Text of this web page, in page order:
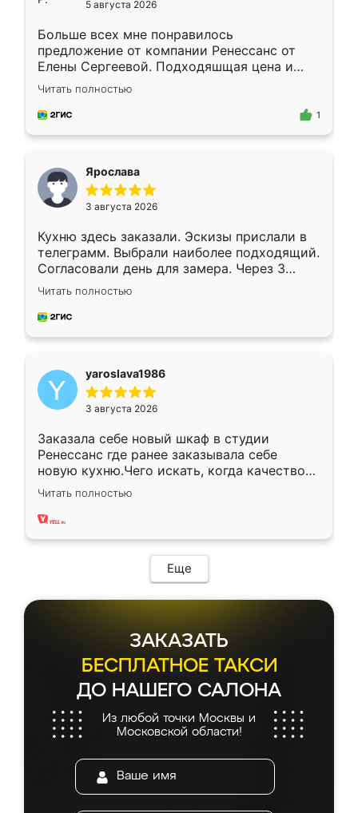
5 августа 2026
Больше всех мне понравилось
предложение от компании Ренессанс от
Елены Сергеевой. Подходяшщая цена и
короткие сроки изготовления. Приехавший
для замера сотрудник Владислав
предложил по моему эскизу самый
Читать полностью
1
Ярослава
3 августа 2026
Кухню здесь заказали. Эскизы прислали в
телеграмм. Выбрали наиболее подходящий.
Согласовали день для замера. Через 3
недели кухня была уже готова. Остались
довольны работой. Спасибо Ренессанс
мебель за качественную работу!
Читать полностью
yaroslava1986
3 августа 2026
Заказала себе новый шкаф в студии
Ренессанс где ранее заказывала себе
новую кухню.Чего искать, когда качеством
вполне довольна. Служит кухня уже почти
два года, нареканий нет.
Читать полностью
Еще
ЗАКАЗАТЬ
БЕСПЛАТНОЕ ТАКСИ
ДО НАШЕГО САЛОНА
Из любой точки Москвы и
Московской области!